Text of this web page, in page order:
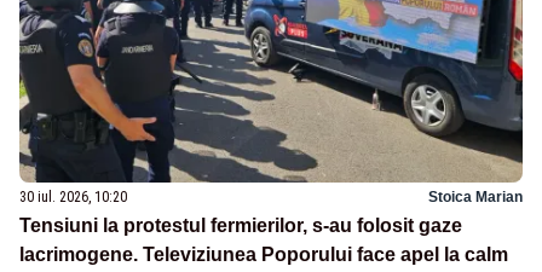
30 iul. 2026, 10:20 Stoica Marian
Tensiuni la protestul fermierilor, s-au folosit gaze
lacrimogene. Televiziunea Poporului face apel la calm